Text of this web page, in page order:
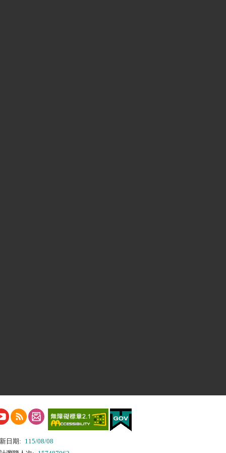
日期: 115/08/08